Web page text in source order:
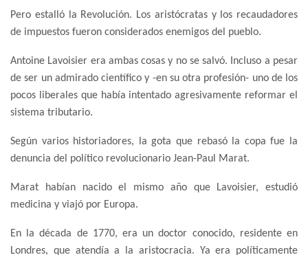
Pero estalló la Revolución. Los aristócratas y los recaudadores
de impuestos fueron considerados enemigos del pueblo.
Antoine Lavoisier era ambas cosas y no se salvó. Incluso a pesar
de ser un admirado científico y -en su otra profesión- uno de los
pocos liberales que había intentado agresivamente reformar el
sistema tributario.
Según varios historiadores, la gota que rebasó la copa fue la
denuncia del político revolucionario Jean-Paul Marat.
Marat habían nacido el mismo año que Lavoisier, estudió
medicina y viajó por Europa.
En la década de 1770, era un doctor conocido, residente en
Londres, que atendía a la aristocracia. Ya era políticamente